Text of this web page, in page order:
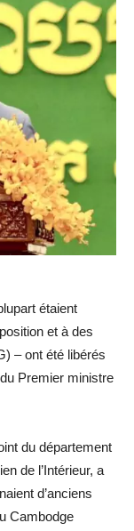
étaient
et à des
– ont été libérés
Premier ministre
du département
de l’Intérieur, a
d’anciens
Cambodge